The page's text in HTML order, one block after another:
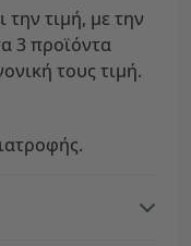
τιμή, με την
3 προϊόντα
τους τιμή.